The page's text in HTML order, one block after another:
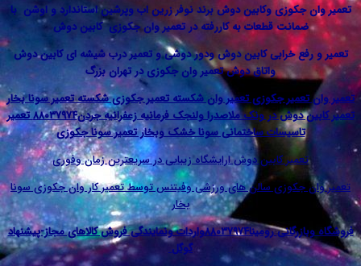
وکابین دوش برند نوفر زرین اب وپرشین استاندارد و اوشن با
قطعات به کاررفته در تعمیر وان جکوزی کابین دوش
خرابی کابین دوش ودور دوشی و تعمیر درب شیشه ای کابین دوش
واتاق دوش تعمیر وان جکوزی در تهران بزرگ
جکوزی تعمیر وان شکسته تعمیر جکوزی شکسته تعمیر سونا بخار
تعمیر کابین دوش در ونک ملاصدرا ولنجک فرمانیه زعفرانیه جردن۸۸۰۳۷۹۷۴ تعمیر
ساختمانی سونا خشک وبخار تعمیر سونا جکوزی
کابین دوش ارایشگاه زیبایی در سریعترین زمان وفوری
سالن های ورزشی وفیتنس توسط تعمیر کار وان جکوزی سونا
بخار
فروشگاه وبازرگانی رومینا۸۸۰۳۷۹۷۴واردات ونمایندگی فروش کالاهای مجاز-پیشنهاد
گوگل